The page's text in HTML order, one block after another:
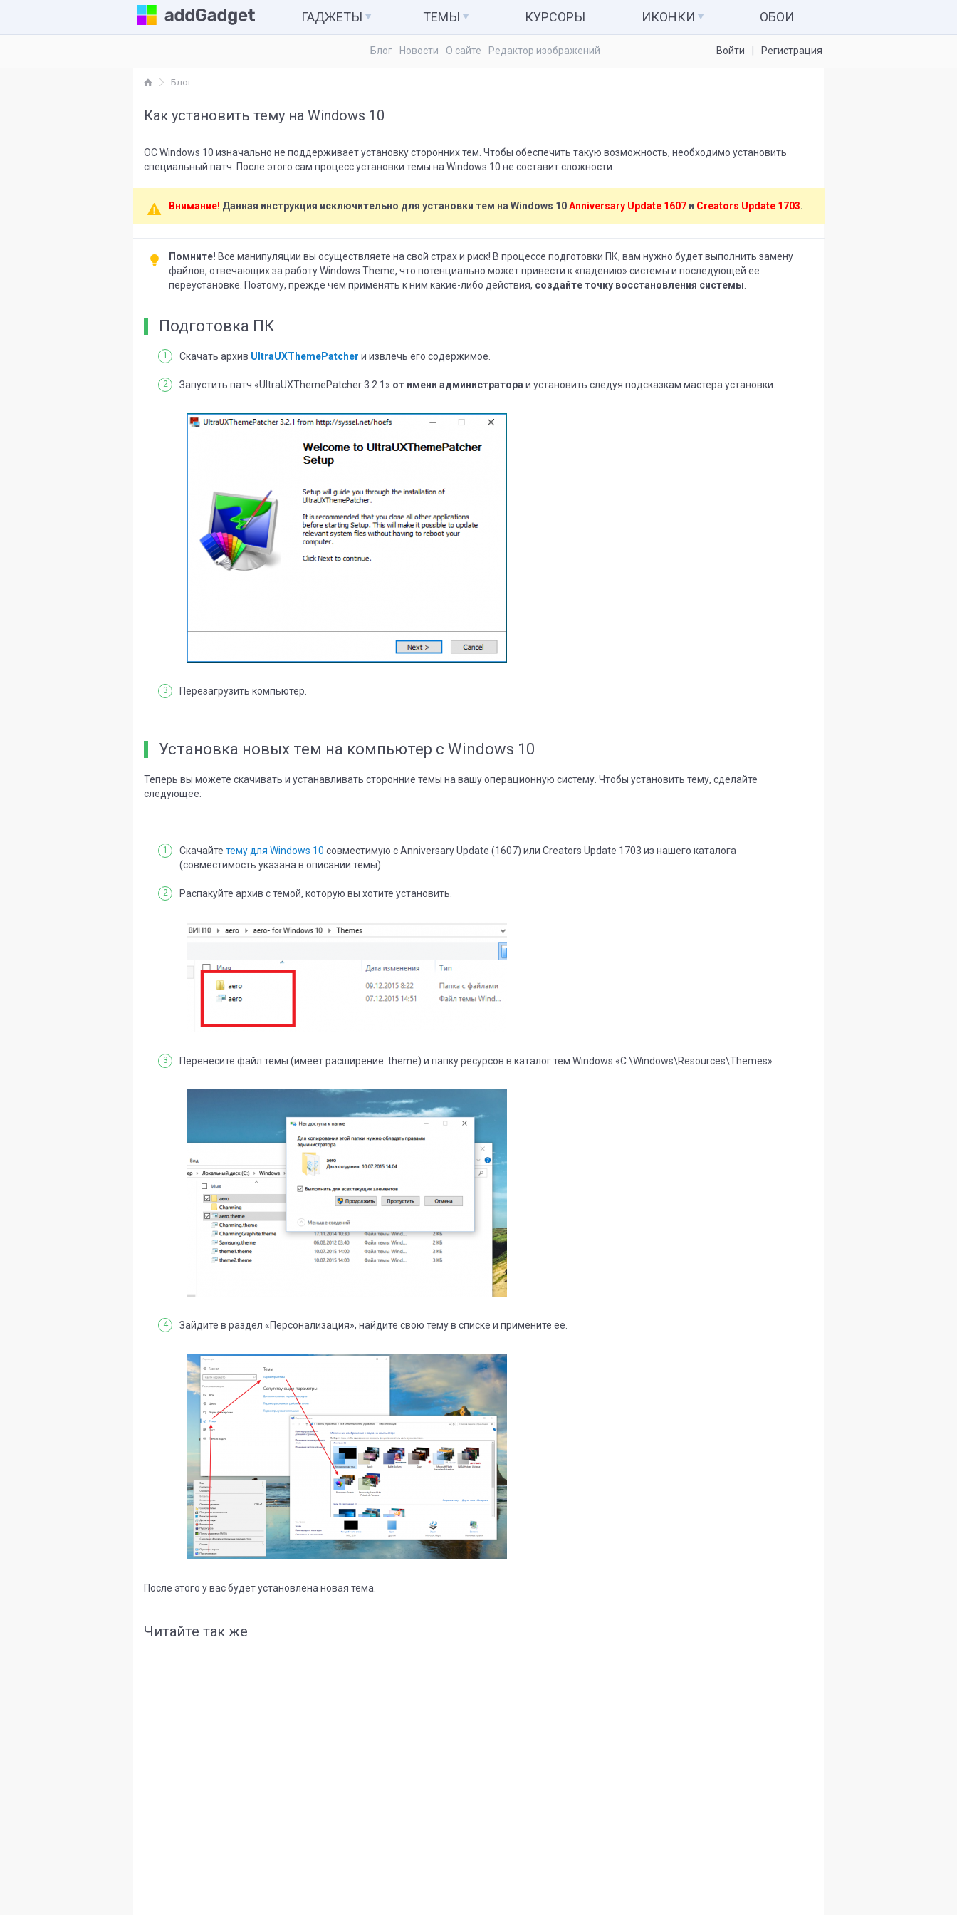
ГАДЖЕТЫ
Компьютер и система Календари
Часы
Разные гаджеты Развлечения
ТЕМЫ
Темы для Windows 7
КУРСОРЫ ИКОНКИ
Иконки для папок
Иконки для IconPackager
ОБОИ
Блог Новости О сайте Редактор изображений Войти Регистрация
Блог
Как установить тему на Windows 10
ОС Windows 10 изначально не поддерживает установку сторонних тем. Чтобы обеспечить такую возможность, необходимо установить
специальный патч. После этого сам процесс установки темы на Windows 10 не составит сложности.
Внимание! Данная инструкция исключительно для установки тем на Windows 10Anniversary Update 1607 и Creators Update 1703.
Помните! Все манипуляции вы осуществляете на свой страх и риск! В процессе подготовки ПК, вам нужно будет выполнить замену
файлов, отвечающих за работу Windows Theme, что потенциально может привести к «падению» системы и последующей ее
переустановке. Поэтому, прежде чем применять к ним какие-либо действия, создайте точку восстановления системы
Подготовка ПК
Скачать архив UltraUXThemePatcher и извлечь его содержимое.
Запустить патч «UltraUXThemePatcher 3.2.1» от имени администратора и установить следуя подсказкам мастера установки.
Перезагрузить компьютер.
Установка новых тем на компьютер с Windows 10
Теперь вы можете скачивать и устанавливать сторонние темы на вашу операционную систему. Чтобы установить тему, сделайте
следующее:
Скачайте тему для Windows 10 совместимую с Anniversary Update (1607) или Creators Update 1703 из нашего каталога
(совместимость указана в описании темы).
Распакуйте архив с темой, которую вы хотите установить.
Перенесите файл темы (имеет расширение .theme) и папку ресурсов в каталог тем Windows «C:\Windows\Resources\Themes»
Зайдите в раздел «Персонализация», найдите свою тему в списке и примените ее.
После этого у вас будет установлена новая тема.
Читайте так же